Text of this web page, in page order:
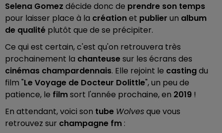
Selena Gomez décide donc de prendre son temps
pour laisser place à la créationet publier un album
de qualité plutôt que de se précipiter.
Ce qui est certain, c'est qu'on retrouvera très
prochainement la chanteusesur les écrans des
cinémas champardennais. Elle rejoint le castingdu
film "Le Voyage de Docteur Dolittle", un peu de
patience, le filmsort l'année prochaine, en 2019 !
En attendant, voici son tube Wolvesque vous
retrouvez sur champagne fm :